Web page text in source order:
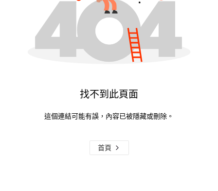
找不到此頁面
這個連結可能有誤，內容已被隱藏或刪除。
首頁